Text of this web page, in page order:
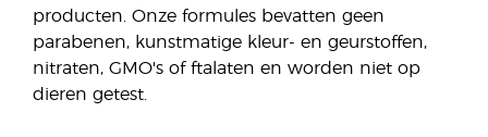
producten. Onze formules bevatten geen
parabenen, kunstmatige kleur- en geurstoffen,
nitraten, GMO's of ftalaten en worden niet op
dieren getest.